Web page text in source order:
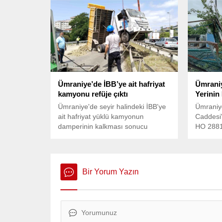
Başkanı İsmet Yıldırım,
mazbatasını aldı. Başkan Yıldırım,
“Bize oy versin vermesin, herkese
teşekkür ediyorum” dedi. Ümraniye
Belediye Başkanlığı’nı tekrar
kazanan İsmet Yıldırım,
mazbatasını aldı. Mazbatasını
gelen Başkan Yıldırım’ı, tüm...
Şehit
Hatip
yapılan
Ümraniye’de İBB’ye ait hafriyat
kamyonu refüje çıktı
Ümraniye'de seyir halindeki İBB'ye
ait hafriyat yüklü kamyonun
damperinin kalkması sonucu
Yerinin
HO
Bir Yorum Yazın